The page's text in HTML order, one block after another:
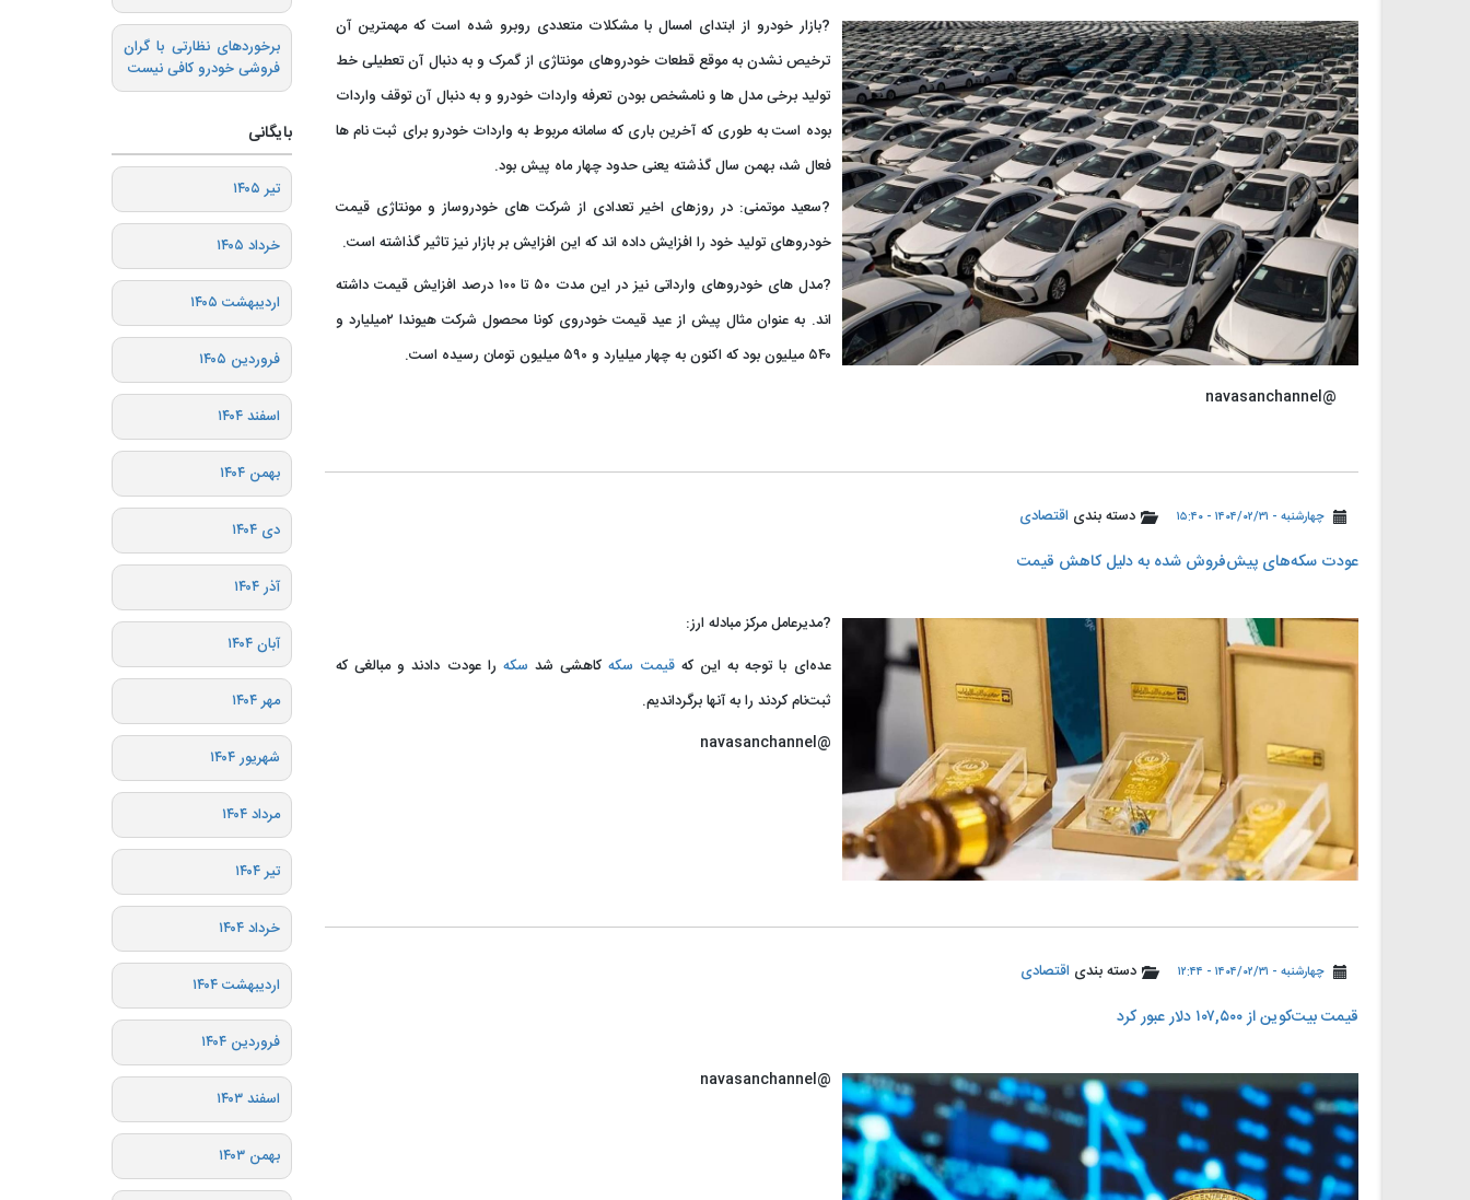
?بازار خودرو از ابتدای امسال با مشکلات متعددی روبرو شده است که مهمترین آن
ترخیص نشدن به موقع قطعات خودروهای مونتاژی از گمرک و به دنبال آن تعطیلی خط
تولید برخی مدل ها و نامشخص بودن تعرفه واردات خودرو و به دنبال آن توقف واردات
بوده است به طوری که آخرین باری که سامانه مربوط به واردات خودرو برای ثبت نام ها
فعال شد، بهمن سال گذشته یعنی حدود چهار ماه پیش بود.
?سعید موتمنی: در روزهای اخیر تعدادی از شرکت های خودروساز و مونتاژی قیمت
خودروهای تولید خود را افزایش داده اند که این افزایش بر بازار نیز تاثیر گذاشته است.
?مدل های خودروهای وارداتی نیز در این مدت ۵۰ تا ۱۰۰ درصد افزایش قیمت داشته
اند. به عنوان مثال پیش از عید قیمت خودروی کونا محصول شرکت هیوندا ۲میلیارد و
۵۴۰ میلیون بود که اکنون به چهار میلیارد و ۵۹۰ میلیون تومان رسیده است.
@navasanchannel
چهارشنبه - ۱۴۰۴/۰۲/۳۱ - ۱۵:۴۰ دسته بندی اقتصادی
عودت سکه‌های پیش‌فروش شده به دلیل کاهش قیمت
?مدیرعامل مرکز مبادله ارز:
عده‌ای با توجه به این کهقیمت سکهکاهشی شد سکه را عودت دادند و مبالغی که
ثبت‌نام کردند را به آنها برگرداندیم.
@navasanchannel
چهارشنبه - ۱۴۰۴/۰۲/۳۱ - ۱۲:۴۴ دسته بندی اقتصادی
قیمت بیت‌کوین از ۱۰۷,۵۰۰ دلار عبور کرد
@navasanchannel
برخوردهای نظارتی با گران
فروشی خودرو کافی نیست
بایگانی
تیر ۱۴۰۵
خرداد ۱۴۰۵
اردیبهشت ۱۴۰۵
فروردین ۱۴۰۵
اسفند ۱۴۰۴
بهمن ۱۴۰۴
دی ۱۴۰۴
آذر ۱۴۰۴
آبان ۱۴۰۴
مهر ۱۴۰۴
شهریور ۱۴۰۴
مرداد ۱۴۰۴
تیر ۱۴۰۴
خرداد ۱۴۰۴
اردیبهشت ۱۴۰۴
فروردین ۱۴۰۴
اسفند ۱۴۰۳
بهمن ۱۴۰۳